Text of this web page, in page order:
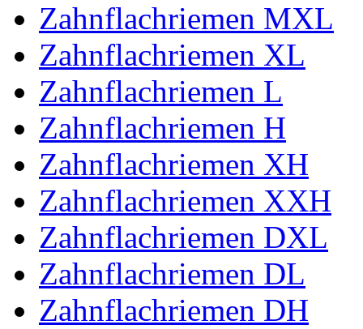
Zahnflachriemen MXL
Zahnflachriemen XL
Zahnflachriemen L
Zahnflachriemen H
Zahnflachriemen XH
Zahnflachriemen XXH
Zahnflachriemen DXL
Zahnflachriemen DL
Zahnflachriemen DH